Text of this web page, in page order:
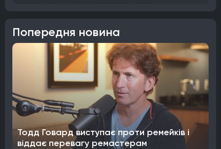
Попередня новина
Тодд Говард виступає проти ремейків і
віддає перевагу ремастерам